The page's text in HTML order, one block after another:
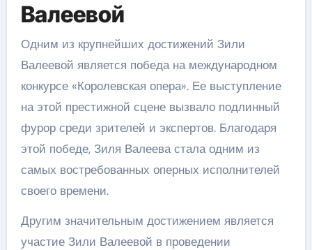
Валеевой
Одним из крупнейших достижений Зили
Валеевой является победа на международном
конкурсе «Королевская опера». Ее выступление
на этой престижной сцене вызвало подлинный
фурор среди зрителей и экспертов. Благодаря
этой победе, Зиля Валеева стала одним из
самых востребованных оперных исполнителей
своего времени.
Другим значительным достижением является
участие Зили Валеевой в проведении